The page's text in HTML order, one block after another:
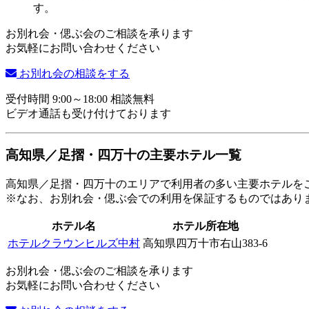
お別れ会・偲ぶ会のご相談を承ります
お気軽にお問い合わせください
お別れ会の相談をする
受付時間 9:00～18:00 相談無料
ビデオ通話も受け付けております
高知県／足摺・四万十の主要ホテル一覧
高知県／足摺・四万十のエリアで利用者の多い主要ホテルを
※なお、お別れ会・偲ぶ会での利用を保証するものではあり
ホテル名
ホテル所在地
ホテルクラウンヒルズ中村 高知県四万十市右山383-6
お別れ会・偲ぶ会のご相談を承ります
お気軽にお問い合わせください